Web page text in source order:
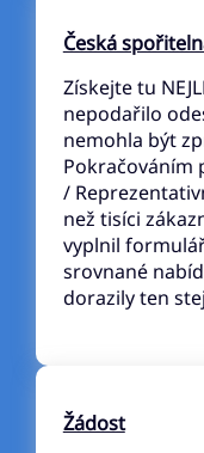
Česká
Získejte tu
nepodařilo
nemohla být
Pokračováním
/
než tisíci
vyplnil
srovnané
dorazily ten
Žádost